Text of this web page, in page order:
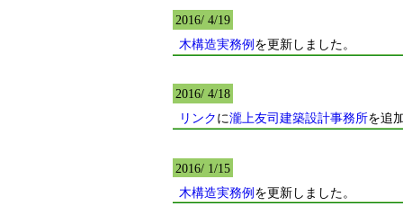
2016/ 4/19
木構造実務例 を更新しました。
2016/ 4/18
リンクに瀧上友司建築設計事務所を追
2016/ 1/15
木構造実務例 を更新しました。